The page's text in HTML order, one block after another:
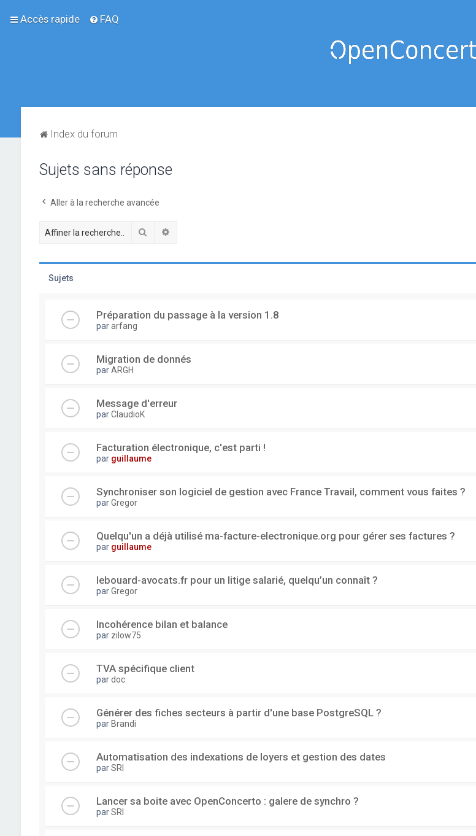
Accès rapide FAQ
Index du forum
Sujets sans réponse
Aller à la recherche avancée
Rechercher
Sujets
Préparation du passage à la version 1.8
pararfang
Migration de donnés
parARGH
Message d'erreur
parClaudioK
Facturation électronique, c'est parti !
par guillaume
Synchroniser son logiciel de gestion avec France Travail, comment vous faites ?
parGregor
Quelqu'un a déjà utilisé ma-facture-electronique.org pour gérer ses factures ?
par guillaume
lebouard-avocats.fr pour un litige salarié, quelqu’un connaît ?
parGregor
Incohérence bilan et balance
par zilow75
TVA spécifique client
pardoc
Générer des fiches secteurs à partir d'une base PostgreSQL ?
par Brandi
Automatisation des indexations de loyers et gestion des dates
parSRI
Lancer sa boite avec OpenConcerto : galere de synchro ?
parSRI